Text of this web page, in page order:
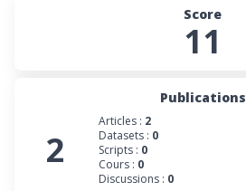
Score
11
Publications
2
Articles : 2
Datasets : 0
Scripts : 0
Cours : 0
Discussions : 0